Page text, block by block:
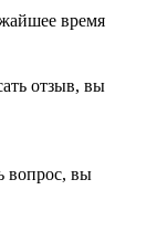
время
отзыв, вы
вопрос, вы